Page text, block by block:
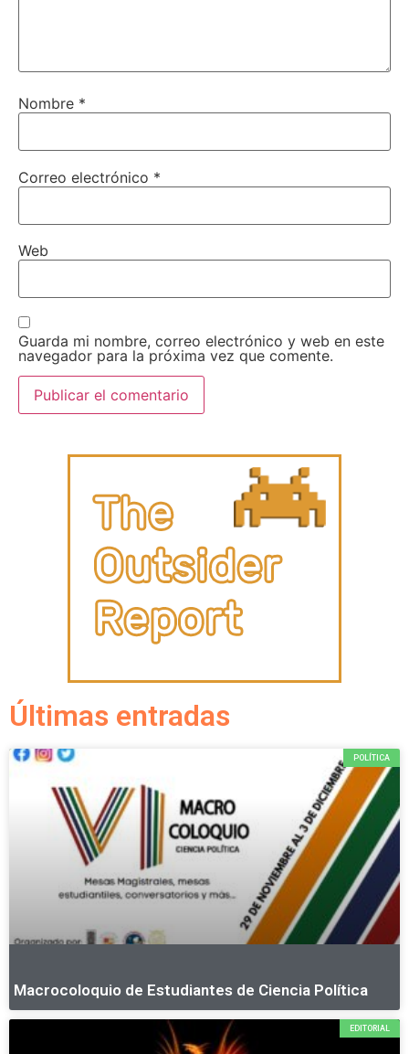
Nombre *
Correo electrónico *
Web
Guarda mi nombre, correo electrónico y web en este
navegador para la próxima vez que comente.
Últimas entradas
POLÍTICA
Macrocoloquio de Estudiantes de Ciencia Política
EDITORIAL